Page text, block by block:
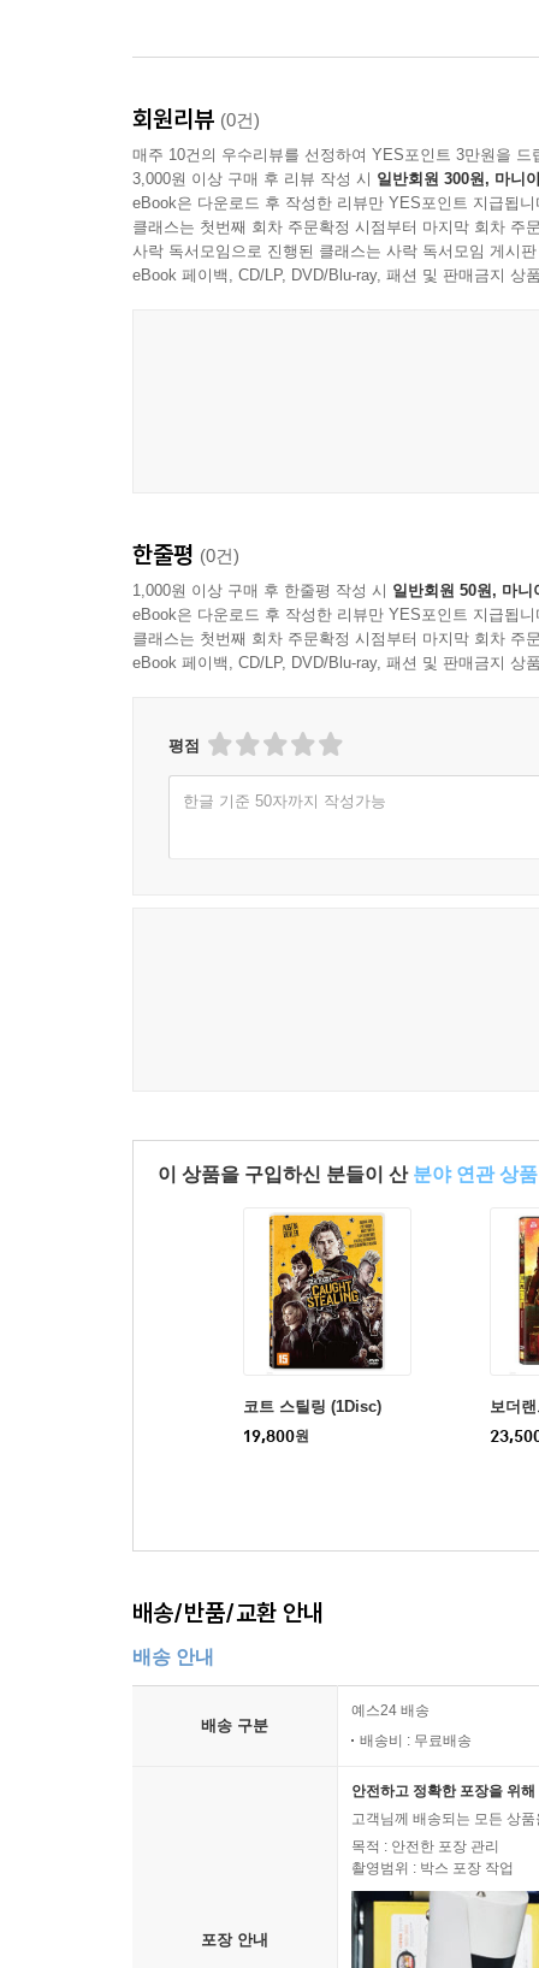
회원리뷰 (0건)
매주 10건의 우수리뷰를 선정하여 YES포인트 3만원을 드
3,000원 이상 구매 후 리뷰 작성 시 일반회원 300원, 마니
eBook은 다운로드 후 작성한 리뷰만 YES포인트 지급됩니
클래스는 첫번째 회차 주문확정 시점부터 마지막 회차 주
사락 독서모임으로 진행된 클래스는 사락 독서모임 게시
eBook 페이백, CD/LP, DVD/Blu-ray, 패션 및 판매금지 상
한줄평 (0건)
1,000원 이상 구매 후 한줄평 작성 시 일반회원 50원, 마니
eBook은 다운로드 후 작성한 리뷰만 YES포인트 지급됩니
클래스는 첫번째 회차 주문확정 시점부터 마지막 회차 주
eBook 페이백, CD/LP, DVD/Blu-ray, 패션 및 판매금지 상
평점
한글 기준 50자까지 작성가능
이 상품을 구입하신 분들이 산 분야 연관 상품
코트 스틸링 (1Disc)
19,800원
보더
배송/반품/교환 안내
배송 안내
배송 구분
예스24 배송
배송비 : 무료배송
포장 안내
안전하고 정확한 포장을 위
고객님께 배송되는 모든 상
목적 : 안전한 포장 관리
촬영범위 : 박스 포장 작업